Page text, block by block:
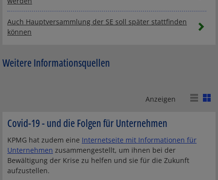
Auch Hauptversammlung der SE soll später stattfinden
können
virtueller Hauptversammlungen für 2020 erleichtert und
Weitere Informationsquellen
Anzeigen
Covid-19 - und die Folgen für Unternehmen
KPMG hat zudem eine Internetseite mit Informationen für
Unternehmen zusammengestellt, um ihnen bei der
Bewältigung der Krise zu helfen und sie für die Zukunft
aufzustellen.